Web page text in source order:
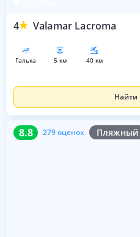
4 Valamar Lacroma
галька 5 км 40 км
8.8 279 оценок Пляжный
8.8 279 оценок